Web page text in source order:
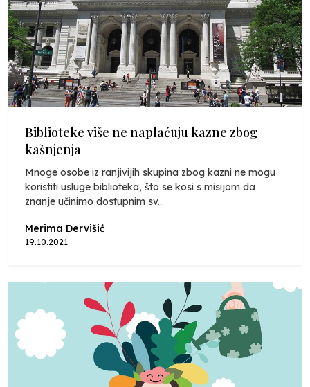
Biblioteke više ne naplaćuju kazne zbog
kašnjenja
Mnoge osobe iz ranjivijih skupina zbog kazni ne mogu
koristiti usluge biblioteka, što se kosi s misijom da
znanje učinimo dostupnim sv...
Merima Dervišić
19.10.2021